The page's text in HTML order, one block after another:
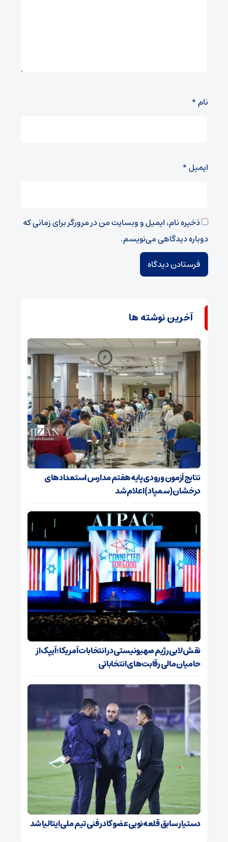
نام*
ایمیل*
ذخیره نام، ایمیل و وبسایت من در مرورگر برای زمانی که
دوباره دیدگاهی می‌نویسم.
آخرین نوشته ها
نتایج آزمون ورودی پایه هفتم مدارس استعدادهای
درخشان (سمپاد) اعلام شد
نقش لابی رژیم صهیونیستی در انتخابات آمریکا؛ آیپک از
حامیان مالی رقابت‌های انتخاباتی
دستیار سابق قلعه‌نویی عضو کادر فنی تیم ملی ایتالیا شد